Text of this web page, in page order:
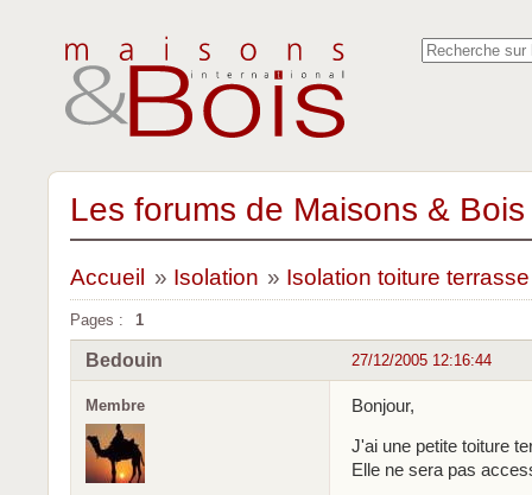
Les forums de Maisons &
Accueil » Isolation » Isolation toiture terrasse
Pages : 1
27/12/2005 12:16:44
Bedouin
Membre
Bonjour,
J'ai une petite toiture
Elle ne sera pas